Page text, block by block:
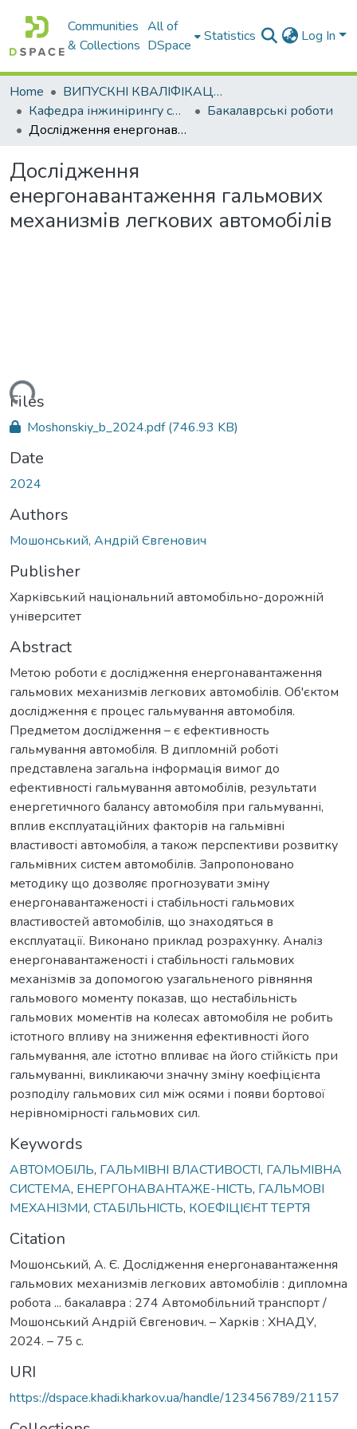
Communities
& Collections
All of
DSpace
Statistics Log In
Home
ВИПУСКНІ КВАЛІФІКАЦІЙНІ РОБОТИ
Кафедра інжинірингу систем автомобільного транспорту
Бакалаврські роботи
Дослідження енергонавантаження гальмових механизмів легкових автомобілів
Дослідження
енергонавантаження гальмових
механизмів легкових автомобілів
Files
Moshonskiy_b_2024.pdf(746.93 KB)
Date
2024
Authors
Мошонський, Андрій Євгенович
Publisher
Харківський національний автомобільно-дорожній
університет
Abstract
Метою роботи є дослідження енергонавантаження
гальмових механизмів легкових автомобілів. Об'єктом
дослідження є процес гальмування автомобіля.
Предметом дослідження – є ефективность
гальмування автомобіля. В дипломній роботі
представлена загальна інформація вимог до
ефективності гальмування автомобілів, результати
енергетичного балансу автомобіля при гальмуванні,
вплив експлуатаційних факторів на гальмівні
властивості автомобіля, а також перспективи розвитку
гальмівних систем автомобілів. Запропоновано
методику що дозволяє прогнозувати зміну
енергонавантаженості і стабільності гальмових
властивостей автомобілів, що знаходяться в
експлуатації. Виконано приклад розрахунку. Аналіз
енергонавантаженості і стабільності гальмових
механізмів за допомогою узагальненого рівняння
гальмового моменту показав, що нестабільність
гальмових моментів на колесах автомобіля не робить
істотного впливу на зниження ефективності його
гальмування, але істотно впливає на його стійкість при
гальмуванні, викликаючи значну зміну коефіцієнта
розподілу гальмових сил між осями і появи бортової
нерівномірності гальмових сил.
Keywords
АВТОМОБІЛЬ, ГАЛЬМІВНІ ВЛАСТИВОСТІ, ГАЛЬМІВНА
СИСТЕМА, ЕНЕРГОНАВАНТАЖЕ-НІСТЬ, ГАЛЬМОВІ
МЕХАНІЗМИ, СТАБІЛЬНІСТЬ, КОЕФІЦІЄНТ ТЕРТЯ
Citation
Мошонський, А. Є. Дослідження енергонавантаження
гальмових механизмів легкових автомобілів : дипломна
робота ... бакалавра : 274 Автомобільний транспорт /
Мошонський Андрій Євгенович. – Харків : ХНАДУ,
2024. – 75 с.
URI
https://dspace.khadi.kharkov.ua/handle/123456789/21157